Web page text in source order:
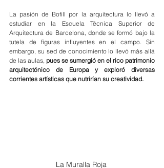
La pasión de Bofill por la arquitectura lo llevó a
estudiar en la Escuela Técnica Superior de
Arquitectura de Barcelona, donde se formó bajo la
tutela de figuras influyentes en el campo. Sin
embargo, su sed de conocimiento lo llevó más allá
de las aulas, pues se sumergió en el rico patrimonio
arquitectónico de Europa y exploró diversas
corrientes artísticas que nutrirían su creatividad.
La Muralla Roja